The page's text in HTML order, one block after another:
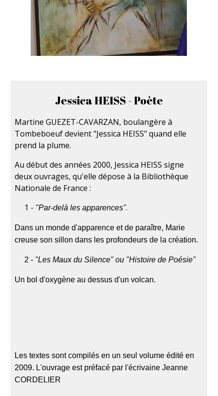
Jessica HEISS - Poète
Martine GUEZET-CAVARZAN, boulangère à
Tombeboeuf devient "Jessica HEISS" quand elle
prend la plume.
Au début des années 2000, Jessica HEISS signe
deux ouvrages, qu'elle dépose à la Bibliothèque
Nationale de France :
1 - "Par-delà les apparences".
Dans un monde d'apparence et de paraître, Marie
creuse son sillon dans les profondeurs de la création.
2 - "Les Maux du Silence" ou "Histoire de Poésie"
Un bol d'oxygène au dessus d'un volcan.
Les textes sont compilés en un seul volume édité en
2009. L'ouvrage est préfacé par l'écrivaine Jeanne
CORDELIER